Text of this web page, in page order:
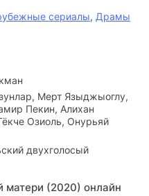
сериалы, Драмы
Мерт Языджыоглу,
Пекин, Алихан
Озиоль, Онурьяй
двухголосый
матери (2020) онлайн